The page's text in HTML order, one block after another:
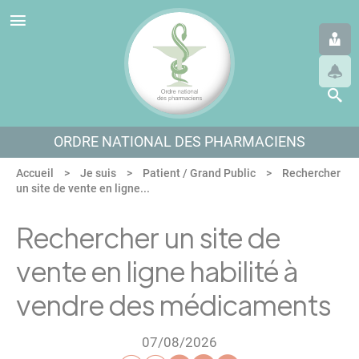
Aller au menu
Aller au contenu
Aller en bas de page
ORDRE NATIONAL DES PHARMACIENS
Accueil Je suis Patient / Grand Public
Rechercher
un site de vente en ligne...
Rechercher un site de
vente en ligne habilité à
vendre des médicaments
07/08/2026
Panneau de gestion des cookies